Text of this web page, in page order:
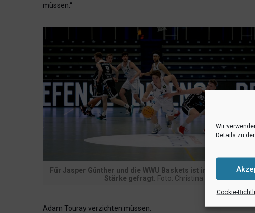
Wir
Details zu
Cookie-
müssen.“
Für Jasper Günther und die WWU Baskets ist in Coburg auch
Stärke gefragt.
Foto: Christina Pohler
Adam Touray verzichten müssen.